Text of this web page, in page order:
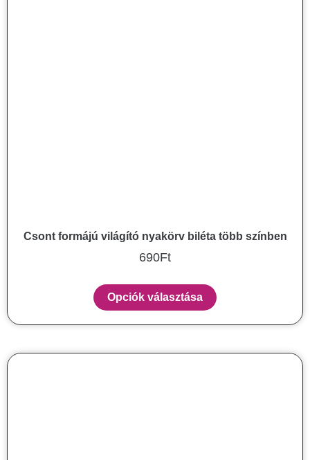
Csont formájú világító nyakörv biléta több színben
690Ft
Opciók választása